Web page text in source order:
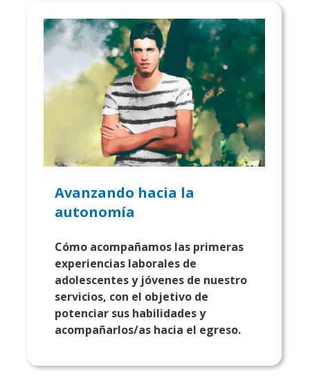
Avanzando hacia la
autonomía
Cómo acompañamos las primeras
experiencias laborales de
adolescentes y jóvenes de nuestro
servicios, con el objetivo de
potenciar sus habilidades y
acompañarlos/as hacia el egreso.